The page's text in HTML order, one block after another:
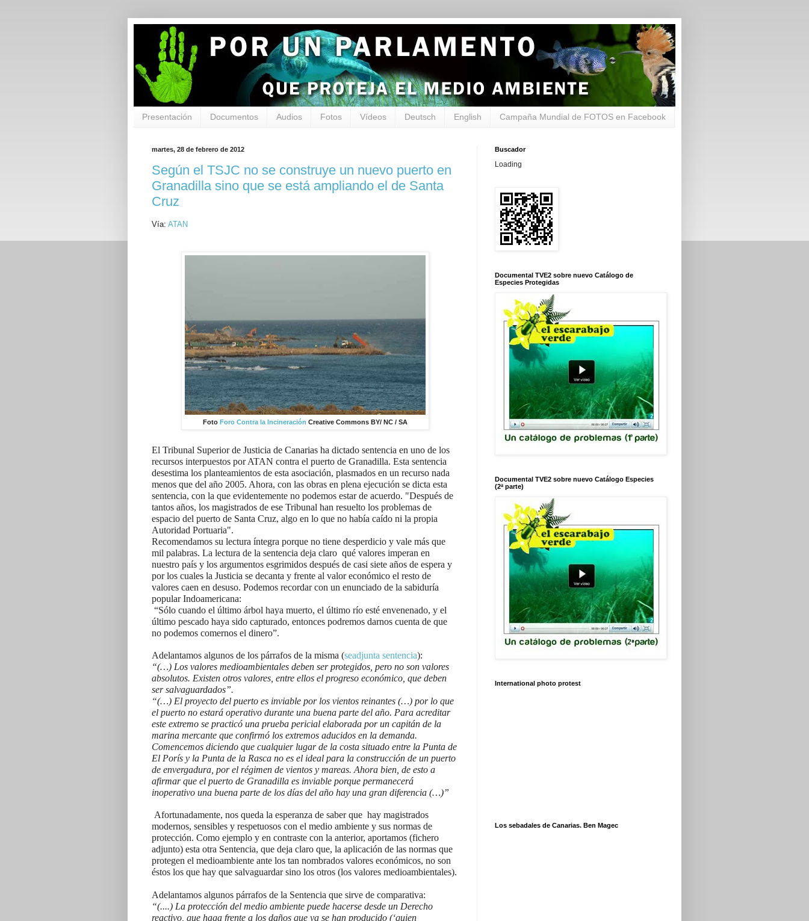
Presentación Documentos Audios Fotos Vídeos Deutsch English Campaña Mundial de FOTOS en Facebook
martes, 28 de febrero de 2012
Según el TSJC no se construye un nuevo puerto en
Granadilla sino que se está ampliando el de Santa
Cruz
Vía: ATAN
Foto Foro Contra la Incineración Creative Commons BY/ NC / SA
El Tribunal Superior de Justicia de Canarias ha dictado sentencia en uno de los
recursos interpuestos por ATAN contra el puerto de Granadilla. Esta sentencia
desestima los planteamientos de esta asociación, plasmados en un recurso nada
menos que del año 2005. Ahora, con las obras en plena ejecución se dicta esta
sentencia, con la que evidentemente no podemos estar de acuerdo. "Después de
tantos años, los magistrados de ese Tribunal han resuelto los problemas de
espacio del puerto de Santa Cruz, algo en lo que no había caído ni la propia
Autoridad Portuaria".
Recomendamos su lectura íntegra porque no tiene desperdicio y vale más que
mil palabras. La lectura de la sentencia deja claro qué valores imperan en
nuestro país y los argumentos esgrimidos después de casi siete años de espera y
por los cuales la Justicia se decanta y frente al valor económico el resto de
valores caen en desuso. Podemos recordar con un enunciado de la sabiduría
popular Indoamericana:
“Sólo cuando el último árbol haya muerto, el último río esté envenenado, y el
último pescado haya sido capturado, entonces podremos darnos cuenta de que
no podemos comernos el dinero”.
Adelantamos algunos de los párrafos de la misma (seadjunta sentencia):
“(…) Los valores medioambientales deben ser protegidos, pero no son valores
absolutos. Existen otros valores, entre ellos el progreso económico, que deben
ser salvaguardados”.
“(…) El proyecto del puerto es inviable por los vientos reinantes (…) por lo que
el puerto no estará operativo durante una buena parte del año. Para acreditar
este extremo se practicó una prueba pericial elaborada por un capitán de la
marina mercante que confirmó los extremos aducidos en la demanda.
Comencemos diciendo que cualquier lugar de la costa situado entre la Punta de
El Porís y la Punta de la Rasca no es el ideal para la construcción de un puerto
de envergadura, por el régimen de vientos y mareas. Ahora bien, de esto a
afirmar que el puerto de Granadilla es inviable porque permanecerá
inoperativo una buena parte de los días del año hay una gran diferencia (…)”
Afortunadamente, nos queda la esperanza de saber que hay magistrados
modernos, sensibles y respetuosos con el medio ambiente y sus normas de
protección. Como ejemplo y en contraste con la anterior, aportamos (fichero
adjunto) esta otra Sentencia, que deja claro que, la aplicación de las normas que
protegen el medioambiente ante los tan nombrados valores económicos, no son
éstos los que hay que salvaguardar sino los otros (los valores medioambientales).
Adelantamos algunos párrafos de la Sentencia que sirve de comparativa:
“(....) La protección del medio ambiente puede hacerse desde un Derecho
reactivo, que haga frente a los daños que ya se han producido (‘quien
Buscador
Loading
Documental TVE2 sobre nuevo Catálogo de
Especies Protegidas
Documental TVE2 sobre nuevo Catálogo Especies
(2ª parte)
International photo protest
Los sebadales de Canarias. Ben Magec